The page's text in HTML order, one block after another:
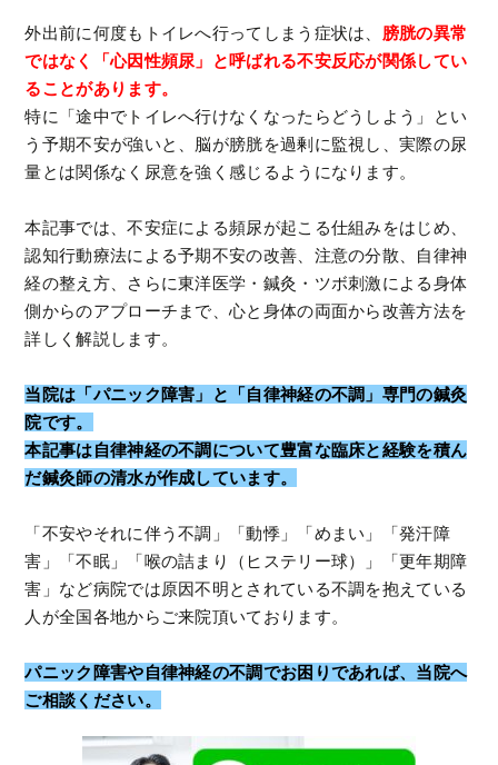
外出前に何度もトイレへ行ってしまう症状は、 膀胱の異常
ではなく「心因性頻尿」と呼ばれる不安反応が関係してい
ることがあります。
特に「途中でトイレへ行けなくなったらどうしよう」とい
う予期不安が強いと、脳が膀胱を過剰に監視し、実際の尿
量とは関係なく尿意を強く感じるようになります。
本記事では、不安症による頻尿が起こる仕組みをはじめ、
認知行動療法による予期不安の改善、注意の分散、自律神
経の整え方、さらに東洋医学・鍼灸・ツボ刺激による身体
側からのアプローチまで、心と身体の両面から改善方法を
詳しく解説します。
当院は「パニック障害」と「自律神経の不調」専門の鍼灸
院です。
本記事は自律神経の不調について豊富な臨床と経験を積ん
だ鍼灸師の清水が作成しています。
「不安やそれに伴う不調」「動悸」「めまい」「発汗障
害」「不眠」「喉の詰まり（ヒステリー球）」「更年期障
害」など病院では原因不明とされている不調を抱えている
人が全国各地からご来院頂いております。
パニック障害や自律神経の不調でお困りであれば、当院へ
ご相談ください。